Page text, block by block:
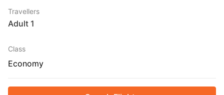
Travellers
1 Adult
Class
Economy